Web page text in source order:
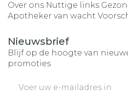
Over ons Nuttige links
Apotheker van wacht
Nieuwsbrief
Blijf op de hoogte van
promoties